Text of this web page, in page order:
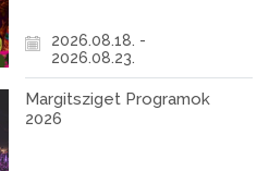
2026.08.18. -
2026.08.23.
Margitsziget Programok
2026